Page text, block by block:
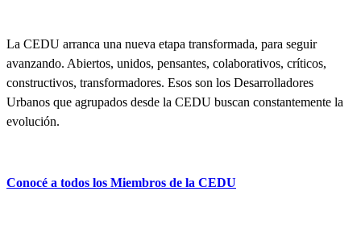
La CEDU arranca una nueva etapa transformada, para seguir
avanzando. Abiertos, unidos, pensantes, colaborativos, críticos,
constructivos, transformadores. Esos son los Desarrolladores
Urbanos que agrupados desde la CEDU buscan constantemente la
evolución.
Conocé a todos los Miembros de la CEDU